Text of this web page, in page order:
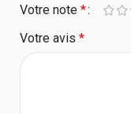
Votre note *
Votre avis *